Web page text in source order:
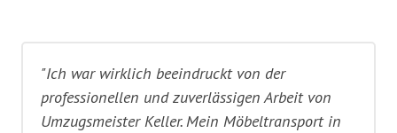
"Ich war wirklich beeindruckt von der
professionellen und zuverlässigen Arbeit von
Umzugsmeister Keller. Mein Möbeltransport in